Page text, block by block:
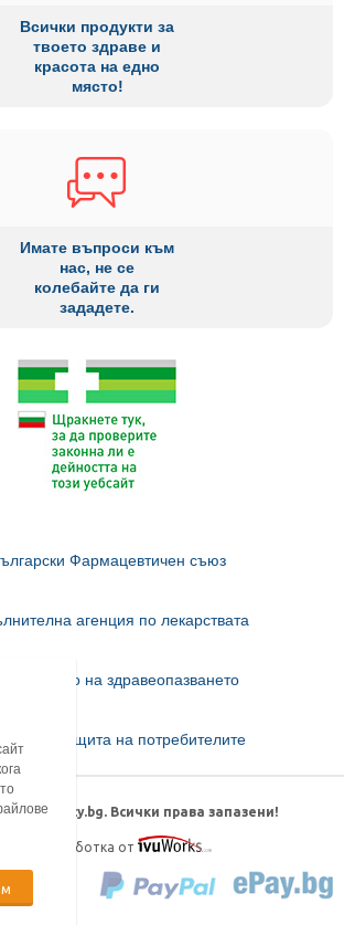
Всички продукти за
твоето здраве и
красота на едно
място!
Имате въпроси към
нас, не се
колебайте да ги
зададете.
Фармацевтичен съюз
агенция по лекарствата
на здравеопазването
за защита на потребителите
Всички права запазени!
и изработка от